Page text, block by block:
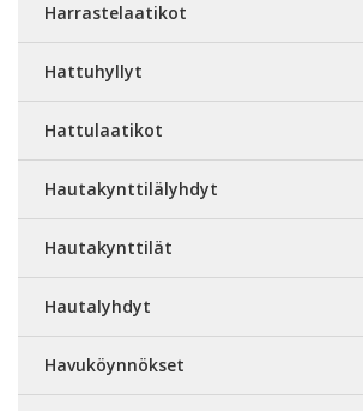
Harrastelaatikot
Hattuhyllyt
Hattulaatikot
Hautakynttilälyhdyt
Hautakynttilät
Hautalyhdyt
Havuköynnökset